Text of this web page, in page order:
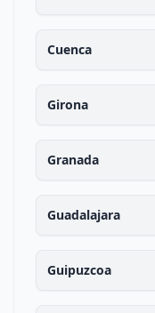
Cuenca
Girona
Granada
Guadalajara
Guipuzcoa